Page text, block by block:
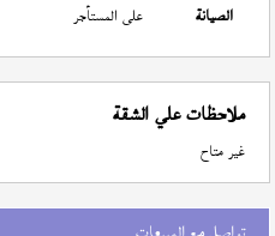
الصيانة
على المستأجر
ملاحظات علي الشقة
غير متاح